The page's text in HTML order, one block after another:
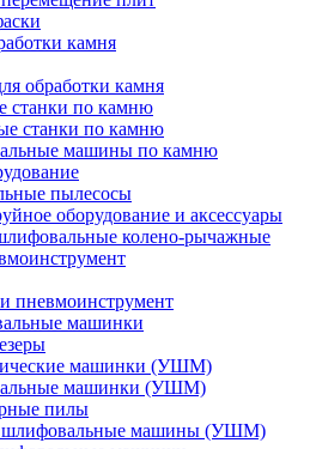
камня
обработки камня
станки по камню
станки по камню
машины по камню
пылесосы
оборудование и аксессуары
колено-рычажные
пневмоинструмент
машинки
машинки (УШМ)
машинки (УШМ)
пилы
шлифовальные машины (УШМ)